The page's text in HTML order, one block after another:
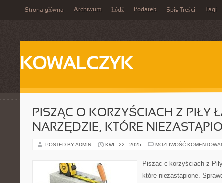
Strona główna Archiwum Łódź Podatek Spis Treści Tagi
KOWALCZYK
PISZĄC O KORZYŚCIACH Z PIŁY
NARZĘDZIE, KTÓRE
POSTED BY ADMIN KWI - 22 - 2025 MOŻLIWOŚĆ
Pisząc o korzyściach z
które niezastąpione.